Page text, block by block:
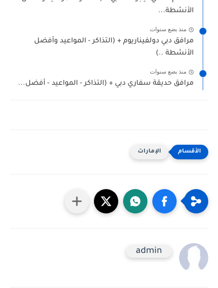
الأنشطة...
منذ بضع سنوات
مرافق دبي دولفيناريوم + (التذاكر - المواعيد وأفضل
الأنشطة ..)
منذ بضع سنوات
مرافق حديقة سفاري دبي + (التذاكر - المواعيد - أفضل...
الإمارات
admin